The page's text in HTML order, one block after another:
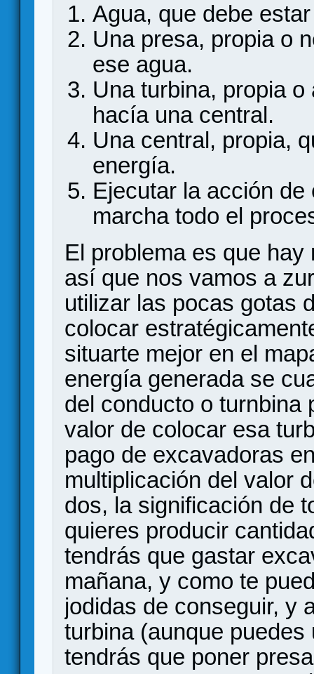
Agua, que debe
Una presa, propia o
ese agua.
Una turbina, propia
hacía una central.
Una central, propia,
energía.
Ejecutar la acción
marcha todo el
El problema es que
así que nos vamos a
utilizar las pocas gotas
colocar
situarte mejor en el
energía generada se
del conducto o turnbina
valor de colocar esa
pago de excavadoras
multiplicación del valor
dos, la significación de
quieres producir
tendrás que gastar
mañana, y como te
jodidas de conseguir, y
turbina (aunque
tendrás que poner